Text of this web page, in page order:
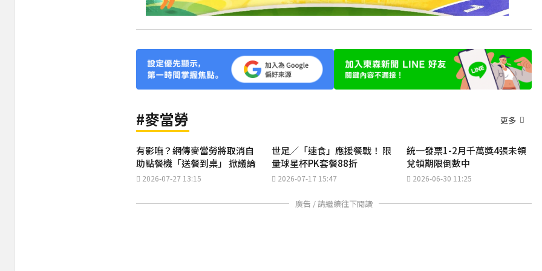
#麥當勞 更多
有影嘸？網傳麥當勞將取消自
助點餐機「送餐到桌」 掀議論
2026-07-27 13:15
世足／「速食」應援餐戰！ 限
量球星杯PK套餐88折
2026-07-17 15:47
統一發票1-2月千萬獎4張未領
兌領期限倒數中
2026-06-30 11:25
廣告 / 請繼續往下閱讀